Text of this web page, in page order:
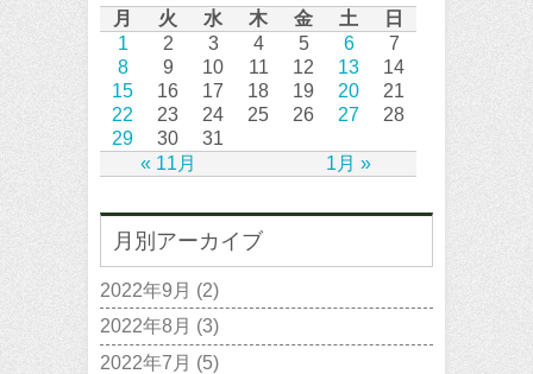
月 火 水 木 金 土 日
« 11月 1月 »
1 2 3 4 5 6
7
8
9 10 11 12 13
14
15
16 17 18 19 20
21
22
23 24 25 26 27
28
29
30 31
月別アーカイブ
2022年9月 (2)
2022年8月 (3)
2022年7月 (5)